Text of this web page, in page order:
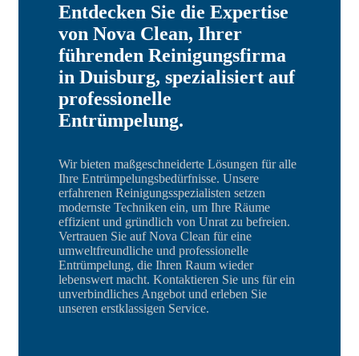
Entdecken Sie die Expertise
von Nova Clean, Ihrer
führenden Reinigungsfirma
in Duisburg, spezialisiert auf
professionelle
Entrümpelung.
Wir bieten maßgeschneiderte Lösungen für alle
Ihre Entrümpelungsbedürfnisse. Unsere
erfahrenen Reinigungsspezialisten setzen
modernste Techniken ein, um Ihre Räume
effizient und gründlich von Unrat zu befreien.
Vertrauen Sie auf Nova Clean für eine
umweltfreundliche und professionelle
Entrümpelung, die Ihren Raum wieder
lebenswert macht. Kontaktieren Sie uns für ein
unverbindliches Angebot und erleben Sie
unseren erstklassigen Service.